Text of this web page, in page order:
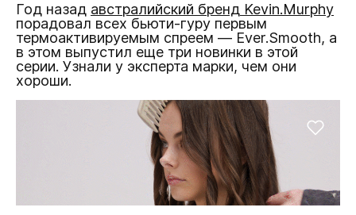
Год назад австралийский бренд Kevin.Murphy
порадовал всех бьюти-гуру первым
термоактивируемым спреем — Ever.Smooth, а
в этом выпустил еще три новинки в этой
серии. Узнали у эксперта марки, чем они
хороши.